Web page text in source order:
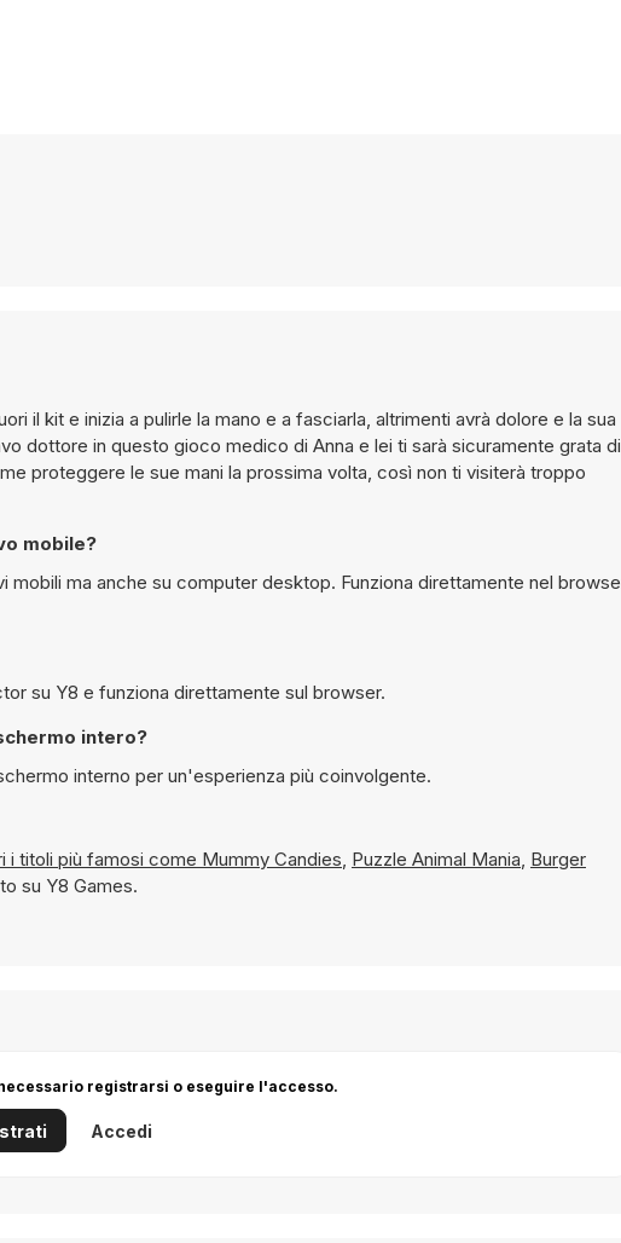
il kit e inizia a pulirle la mano e a fasciarla, altrimenti avrà dolore e la sua
dottore in questo gioco medico di Anna e lei ti sarà sicuramente grata di
proteggere le sue mani la prossima volta, così non ti visiterà troppo
mobile?
Sì, è possibile giocare gratuitamente a Princess Anna Hand Doctor su Y8 e funziona direttamente sul browser.
Doctor in modalità schermo intero?
in modalità schermo interno per un'esperienza più coinvolgente.
i titoli più famosi come Mummy Candies, Puzzle Animal Mania, Burger
su Y8 Games.
registrarsi o eseguire l'accesso.
Accedi